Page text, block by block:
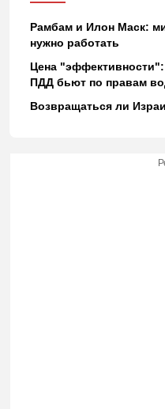
Рамбам и Илон Маск:
нужно работать
Цена
ПДД бьют по правам
Возвращаться ли